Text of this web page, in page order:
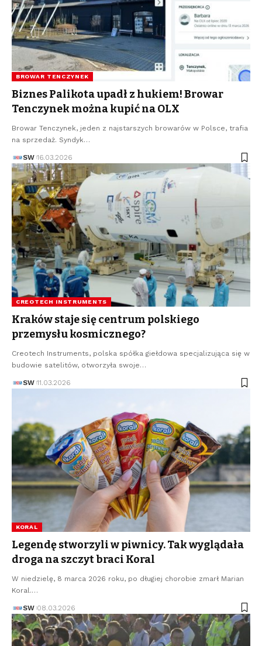
BROWAR TENCZYNEK
Biznes Palikota upadł z hukiem! Browar
Tenczynek można kupić na OLX
Browar Tenczynek, jeden z najstarszych browarów w Polsce, trafia
na sprzedaż. Syndyk…
SW 16.03.2026
CREOTECH INSTRUMENTS
Kraków staje się centrum polskiego
przemysłu kosmicznego?
Creotech Instruments, polska spółka giełdowa specjalizująca się w
budowie satelitów, otworzyła swoje…
SW 11.03.2026
KORAL
Legendę stworzyli w piwnicy. Tak wyglądała
droga na szczyt braci Koral
W niedzielę, 8 marca 2026 roku, po długiej chorobie zmarł Marian
Koral.…
SW 08.03.2026